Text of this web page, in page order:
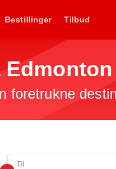
Bestillinger Tilbud
foretrukne
Til